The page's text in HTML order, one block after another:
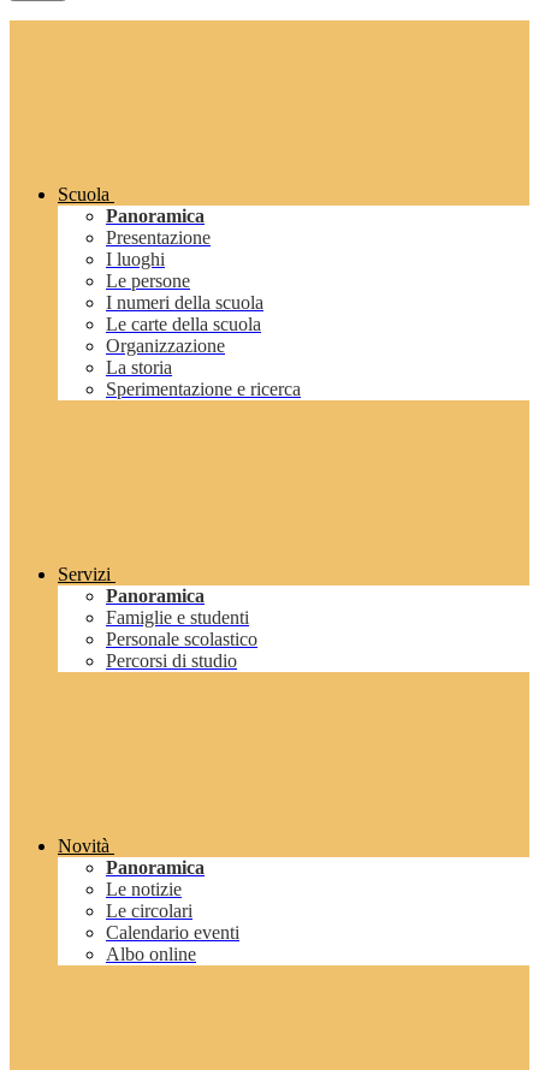
Scuola
Panoramica
Presentazione
I luoghi
Le persone
I numeri della scuola
Le carte della scuola
Organizzazione
La storia
Sperimentazione e ricerca
Servizi
Panoramica
Famiglie e studenti
Personale scolastico
Percorsi di studio
Novità
Panoramica
Le notizie
Le circolari
Calendario eventi
Albo online